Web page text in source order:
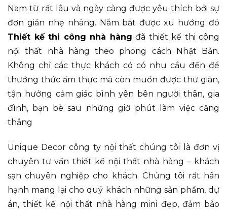
Nam từ rất lâu và ngày càng được yêu thích bởi sự
đơn giản nhẹ nhàng. Nắm bắt được xu hướng đó
Thiết kế thi công nhà hàng đã thiết kế thi công
nội thất nhà hàng theo phong cách Nhật Bản.
Không chỉ các thực khách có có nhu cầu đến để
thưởng thức ẩm thực mà còn muốn được thư giãn,
tận hưởng cảm giác bình yên bên người thân, gia
đình, bạn bè sau những giờ phút làm việc căng
thẳng
Unique Decor công ty nội thất chúng tôi là đơn vị
chuyên tư vấn thiết kế nội thất nhà hàng – khách
sạn chuyên nghiệp cho khách. Chúng tôi rất hân
hạnh mang lại cho quý khách những sản phẩm, dự
án, thiết kế nội thất nhà hàng mini đẹp, đảm bảo